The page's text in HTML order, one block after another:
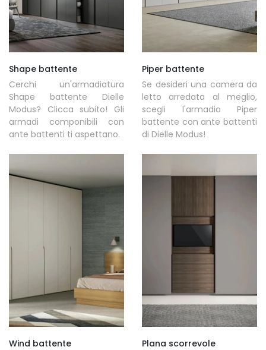
Shape battente
Cerchi un'armadiatura
Shape battente Dielle
Modus? Clicca subito! Gli
armadi componibili con
ante battenti ti aspettano.
Piper battente
Se desideri una camera da
letto arredata al meglio,
scegli l'armadio Piper
battente con ante battenti
di Dielle Modus!
Wind battente
Plana scorrevole